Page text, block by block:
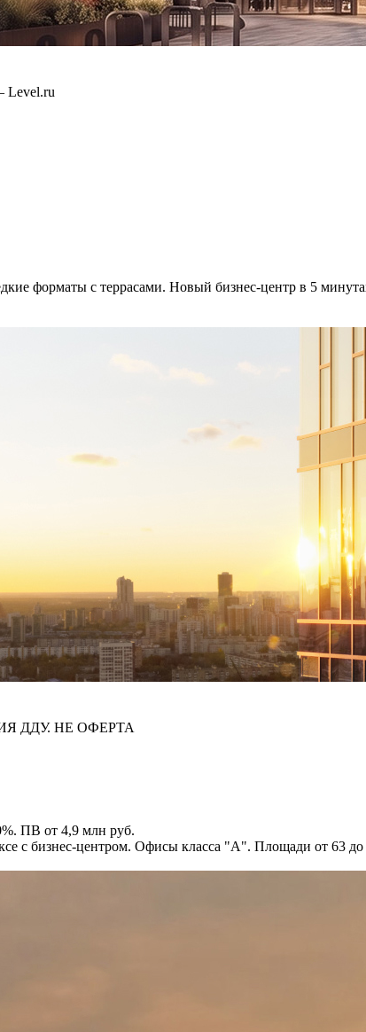
Level.ru
форматы с террасами. Новый бизнес-центр в 5
ДДУ. НЕ ОФЕРТА
ПВ от 4,9 млн руб.
с бизнес-центром. Офисы класса "А". Площади от 63